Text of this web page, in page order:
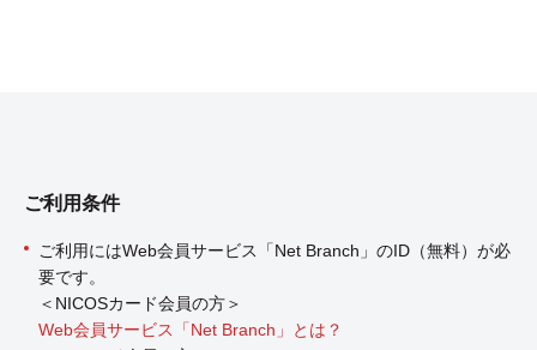
ご利用条件
ご利用にはWeb会員サービス「Net Branch」のID（無料）が必
要です。
＜NICOSカード会員の方＞
Web会員サービス「Net Branch」とは？